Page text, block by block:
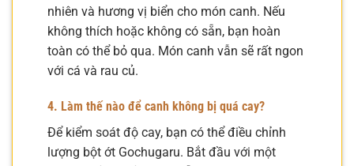
nhiên và hương vị biển cho món canh. Nếu
không thích hoặc không có sẵn, bạn hoàn
toàn có thể bỏ qua. Món canh vẫn sẽ rất ngon
với cá và rau củ.
4. Làm thế nào để canh không bị quá cay?
Để kiểm soát độ cay, bạn có thể điều chỉnh
lượng bột ớt Gochugaru. Bắt đầu với một